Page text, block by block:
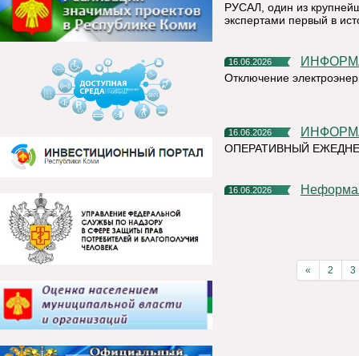
РУСАЛ, один из
экспертами первый в
16.06.2026
Отключение
16.06.2026
ОПЕРАТИВНЫЙ
16.06.2026
« 2 3